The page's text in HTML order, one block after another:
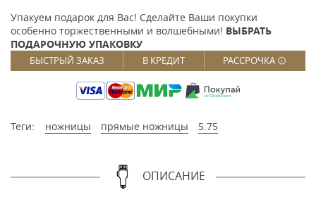
Упакуем подарок для Вас! Сделайте Ваши покупки
особенно торжественными и волшебными! ВЫБРАТЬ
ПОДАРОЧНУЮ УПАКОВКУ
БЫСТРЫЙ ЗАКАЗ В КРЕДИТ РАССРОЧКА
Теги: ножницы прямые ножницы 5.75
ОПИСАНИЕ